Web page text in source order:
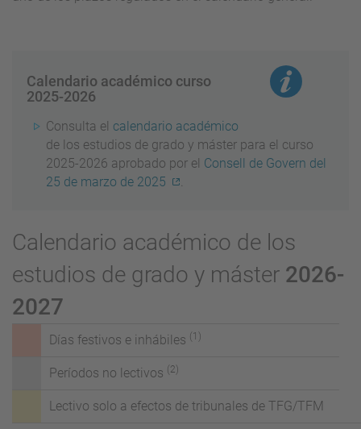
Calendario académico curso
2025-2026
Consulta el calendario académico
de los estudios de grado y máster para el curso
2025-2026 aprobado por el Consell de Govern del
25 de marzo de 2025
.
Calendario académico de los
estudios de grado y máster 2026-
2027
Días festivos e inhábiles (1)
Períodos no lectivos (2)
Lectivo solo a efectos de tribunales de TFG/TFM